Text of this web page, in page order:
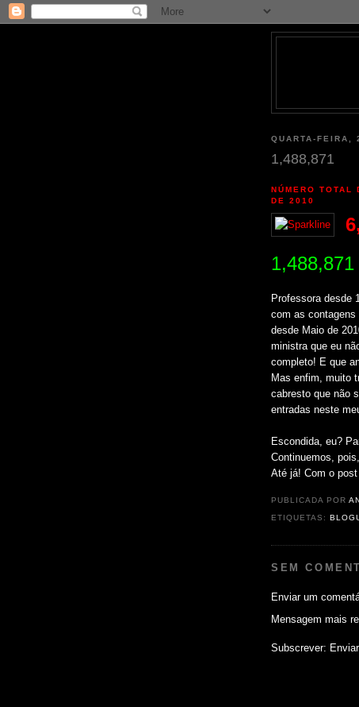
QUARTA-FEIRA,
1,488,871
NÚMERO
DE 2010
1,488,871
Professora desde
com as contagens
desde Maio de
ministra que eu
completo! E que
Mas enfim, muito
cabresto que não
entradas neste
Escondida, eu?
Continuemos,
Até já! Com o
PUBLICADA POR
ETIQUETAS:
SEM
Enviar um
Mensagem mais
Subscrever: